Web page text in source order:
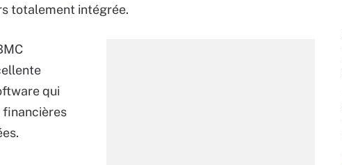
totalement intégrée.
qui
financières